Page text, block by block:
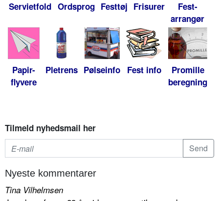
Servietfold Ordsprog Festtøj Frisurer
Fest-
arrangør
Papir-
flyvere
Pletrens Pølseinfo Fest info
Promille
beregning
Tilmeld nyhedsmail her
Nyeste kommentarer
Tina Vilhelmsen